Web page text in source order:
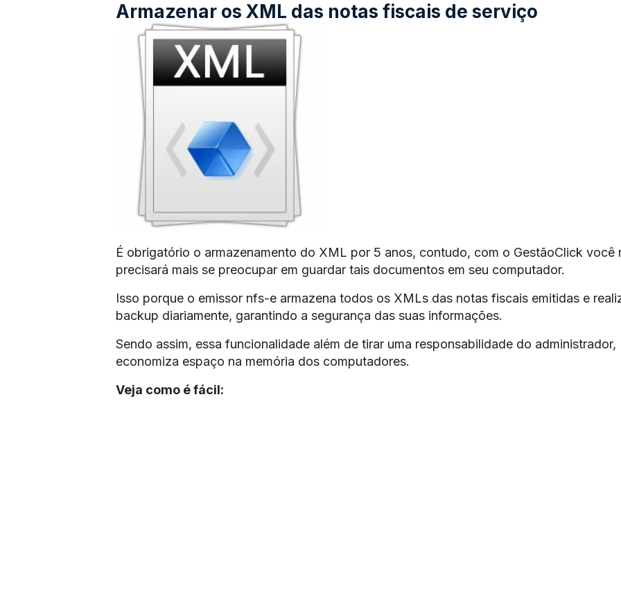
Armazenar os XML das notas fiscais de serviço
É obrigatório o armazenamento do XML por 5 anos, contudo, com o GestãoClick você
precisará mais se preocupar em guardar tais documentos em seu computador.
Isso porque o emissor nfs-e armazena todos os XMLs das notas fiscais emitidas e
backup diariamente, garantindo a segurança das suas informações.
Sendo assim, essa funcionalidade além de tirar uma responsabilidade do administrador,
economiza espaço na memória dos computadores.
Veja como é fácil: